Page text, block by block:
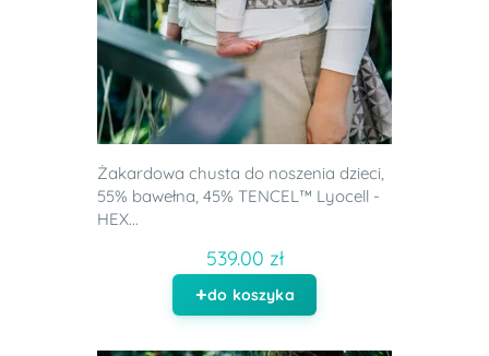
Żakardowa chusta do noszenia dzieci,
55% bawełna, 45% TENCEL™ Lyocell -
HEX...
539.00 zł
do koszyka